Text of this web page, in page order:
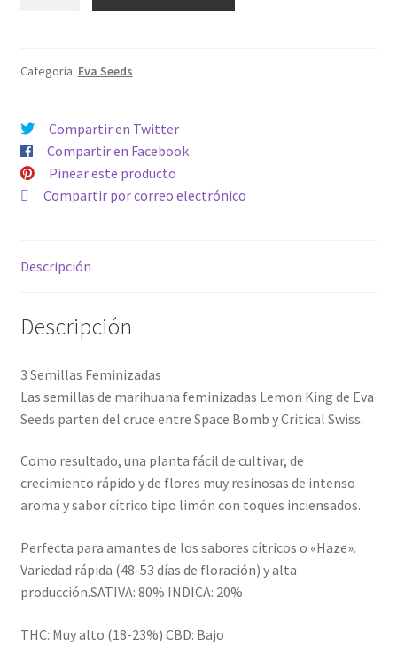
Categoría: Eva Seeds
Compartir en Twitter
Compartir en Facebook
Pinear este producto
Compartir por correo electrónico
Descripción
Descripción
3 Semillas Feminizadas
Las semillas de marihuana feminizadas Lemon King de Eva
Seeds parten del cruce entre Space Bomb y Critical Swiss.
Como resultado, una planta fácil de cultivar, de
crecimiento rápido y de flores muy resinosas de intenso
aroma y sabor cítrico tipo limón con toques inciensados.
Perfecta para amantes de los sabores cítricos o «Haze».
Variedad rápida (48-53 días de floración) y alta
producción.SATIVA: 80% INDICA: 20%
THC: Muy alto (18-23%) CBD: Bajo